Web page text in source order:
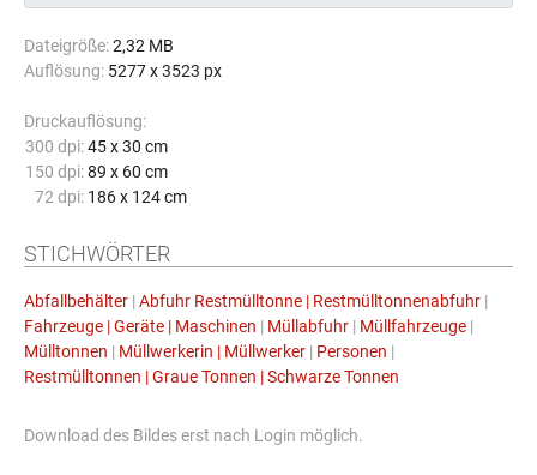
Dateigröße:2,32 MB
Auflösung: 5277 x 3523 px
Druckauflösung:
300 dpi: 45 x 30 cm
150 dpi: 89 x 60 cm
72 dpi: 186 x 124 cm
STICHWÖRTER
Abfallbehälter | Abfuhr Restmülltonne | Restmülltonnenabfuhr |
Fahrzeuge | Geräte | Maschinen | Müllabfuhr | Müllfahrzeuge |
Mülltonnen | Müllwerkerin | Müllwerker | Personen |
Restmülltonnen | Graue Tonnen | Schwarze Tonnen
Download des Bildes erst nach Login möglich.